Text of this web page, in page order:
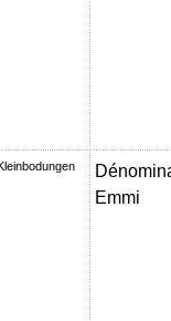
Emmi